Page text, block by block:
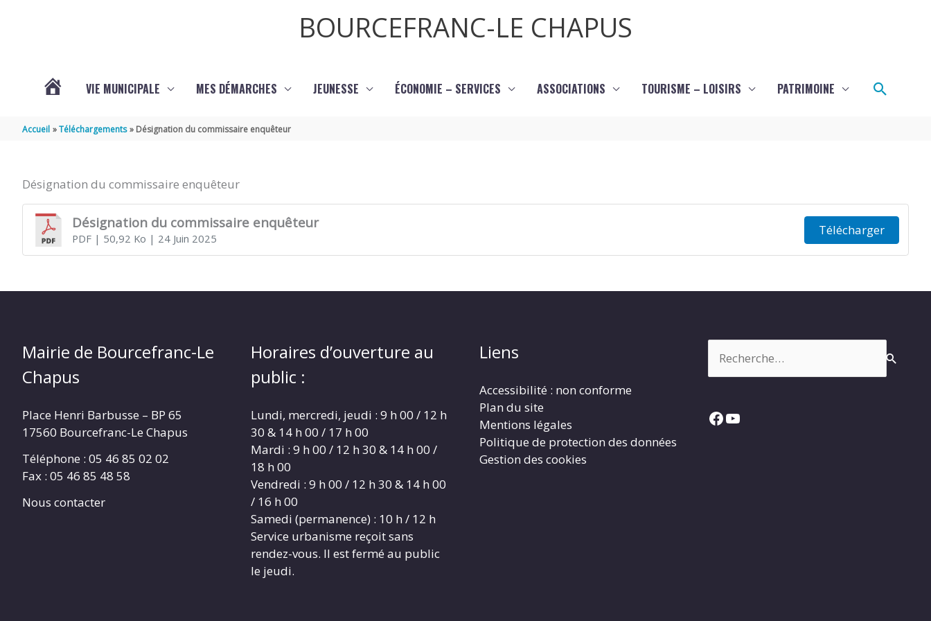
BOURCEFRANC-LE CHAPUS
VIE MUNICIPALE MES DÉMARCHES JEUNESSE ÉCONOMIE – SERVICES ASSOCIATIONS TOURISME – LOISIRS PATRIMOINE
Accueil Téléchargements Désignation du commissaire enquêteur
Désignation du commissaire enquêteur
Désignation du commissaire enquêteur
PDF| 50,92 Ko | 24 Juin 2025
Télécharger
Mairie de Bourcefranc-Le
Chapus
Place Henri Barbusse – BP 65
17560 Bourcefranc-Le Chapus
Téléphone : 05 46 85 02 02
Fax : 05 46 85 48 58
Nous contacter
Horaires d’ouverture au
public :
Lundi, mercredi, jeudi : 9 h 00 / 12 h
30 & 14 h 00 / 17 h 00
Mardi : 9 h 00 / 12 h 30 & 14 h 00 /
18 h 00
Vendredi : 9 h 00 / 12 h 30 & 14 h 00
/ 16 h 00
Samedi (permanence) : 10 h / 12 h
Service urbanisme reçoit sans
rendez-vous. Il est fermé au public
le jeudi.
Liens
Accessibilité : non conforme
Plan du site
Mentions légales
Politique de protection des données
Gestion des cookies
Facebook
YouTube